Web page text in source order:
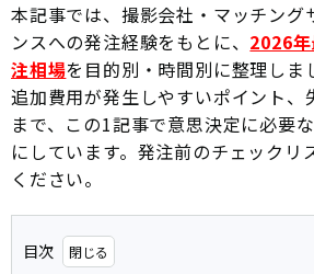
本記事では、撮影会社・マッチング
ンスへの発注経験をもとに、 2026
注相場を目的別・時間別に整理しま
追加費用が発生しやすいポイント、
まで、この1記事で意思決定に必要
にしています。発注前のチェックリ
ください。
目次